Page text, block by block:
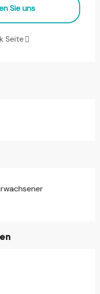
Sie uns
Seite